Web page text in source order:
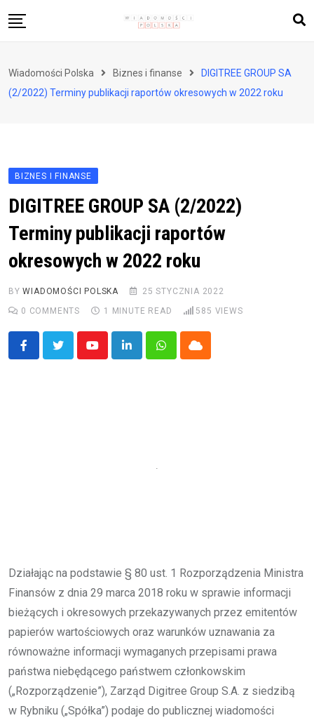
to
Zdrowie i styl życia
Wiadomości Polska Biznes i finanse
DIGITREE GROUP SA
(2/2022) Terminy publikacji raportów okresowych w 2022 roku
BIZNES I FINANSE
DIGITREE GROUP SA (2/2022)
Terminy publikacji raportów
okresowych w 2022 roku
BYWIADOMOŚCI POLSKA
25 STYCZNIA 2022
0 COMMENTS 1 MINUTE READ 585 VIEWS
YoutubeLinkedInWhatsappCloud
Działając na podstawie § 80 ust. 1 Rozporządzenia Ministra
Finansów z dnia 29 marca 2018 roku w sprawie informacji
bieżących i okresowych przekazywanych przez emitentów
papierów wartościowych oraz warunków uznawania za
równoważne informacji wymaganych przepisami prawa
państwa niebędącego państwem członkowskim
(„Rozporządzenie”), Zarząd Digitree Group S.A. z siedzibą
w Rybniku („Spółka”) podaje do publicznej wiadomości